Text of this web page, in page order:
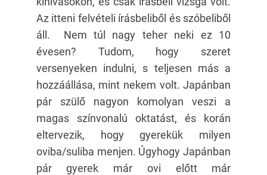
Az itteni felvételi írásbeliből és szóbeliből
áll. Nem túl nagy teher neki ez 10
évesen? Tudom, hogy szeret
versenyeken indulni, s teljesen más a
hozzáállása, mint nekem volt. Japánban
pár szülő nagyon komolyan veszi a
magas színvonalú oktatást, és korán
eltervezik, hogy gyerekük milyen
oviba/suliba menjen. Úgyhogy Japánban
pár gyerek már ovi előtt már